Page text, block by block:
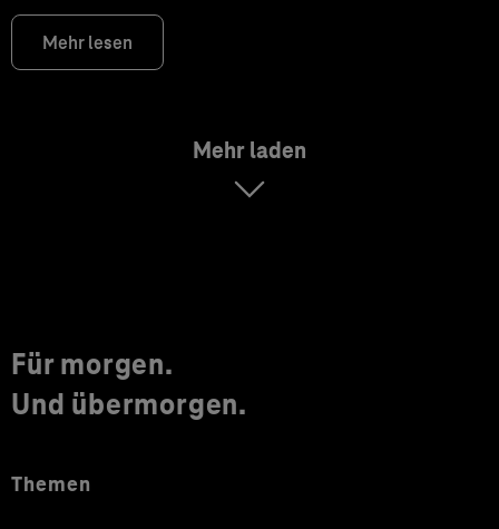
Mehr lesen
Mehr laden
Für morgen.
Und übermorgen.
Themen